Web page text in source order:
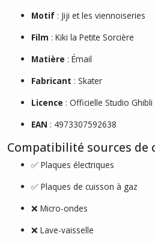
Motif : Jiji et les viennoiseries
Film : Kiki la Petite Sorcière
Matière : Émail
Fabricant : Skater
Licence : Officielle Studio Ghibli
EAN : 4973307592638
Compatibilité sources de
✅ Plaques électriques
✅ Plaques de cuisson à gaz
❌ Micro-ondes
❌ Lave-vaisselle